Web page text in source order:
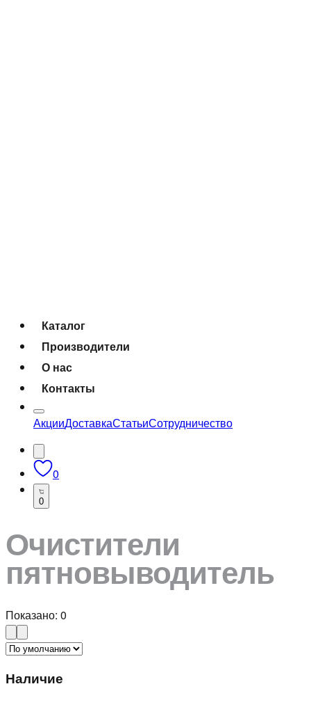
Каталог
Производители
О нас
Контакты
АкцииДоставкаСтатьиСотрудничество
0
0
Очистители
пятновыводитель
Показано: 0
Наличие